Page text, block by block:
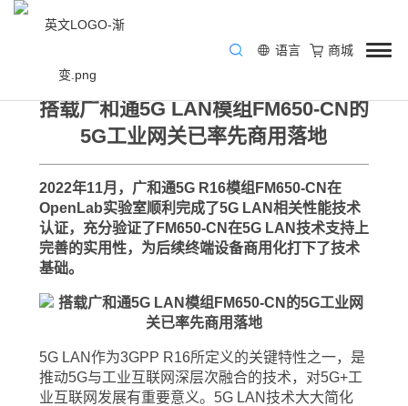
语言
商城
搭载广和通5G LAN模组FM650-CN的
5G工业网关已率先商用落地
2022年11月，广和通5G R16模组FM650-CN在
OpenLab实验室顺利完成了5G LAN相关性能技术
认证，充分验证了FM650-CN在5G LAN技术支持上
完善的实用性，为后续终端设备商用化打下了技术
基础。
5G LAN作为3GPP R16所定义的关键特性之一，是
推动5G与工业互联网深层次融合的技术，对5G+工
业互联网发展有重要意义。5G LAN技术大大简化